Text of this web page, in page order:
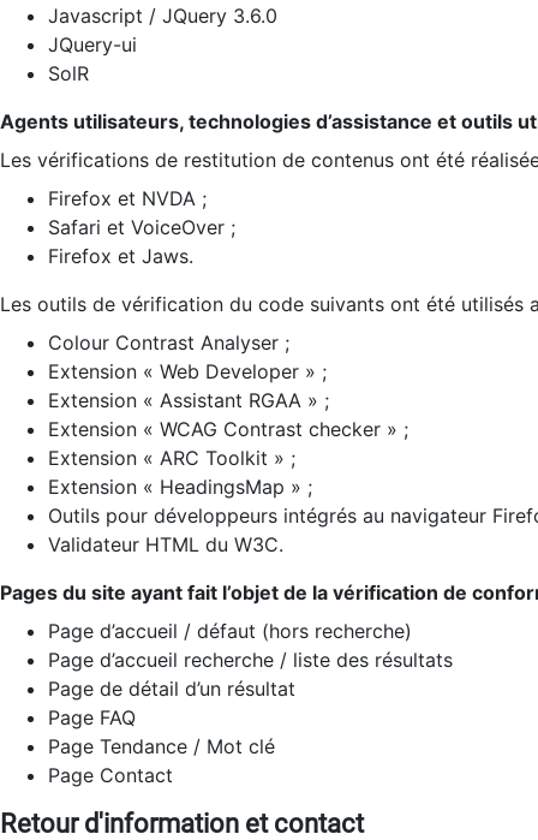
Javascript / JQuery 3.6.0
JQuery-ui
SolR
Agents utilisateurs, technologies d’assistance et outils
Les vérifications de restitution de contenus ont été
Firefox et NVDA ;
Safari et VoiceOver ;
Firefox et Jaws.
Les outils de vérification du code suivants ont été utilisés
Colour Contrast Analyser ;
Extension « Web Developer » ;
Extension « Assistant RGAA » ;
Extension « WCAG Contrast checker » ;
Extension « ARC Toolkit » ;
Extension « HeadingsMap » ;
Outils pour développeurs intégrés au navigateur
Validateur HTML du W3C.
Pages du site ayant fait l’objet de la vérification de
Page d’accueil / défaut (hors recherche)
Page d’accueil recherche / liste des résultats
Page de détail d’un résultat
Page FAQ
Page Tendance / Mot clé
Page Contact
Retour d'information et contact